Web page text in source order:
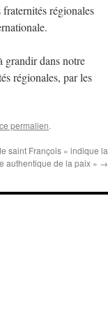
régionales
grandir dans notre
régionales, par les
ce permalien.
saint François « indique la
authentique de la paix » →